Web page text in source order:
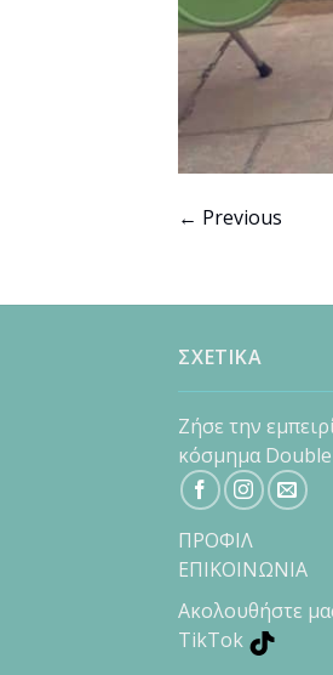
← Previous
ΣΧΕΤΙΚΑ
Ζήσε την
κόσμημα
ΠΡΟΦΙΛ
ΕΠΙΚΟΙΝΩΝΙΑ
Ακολουθήστε
TikTok